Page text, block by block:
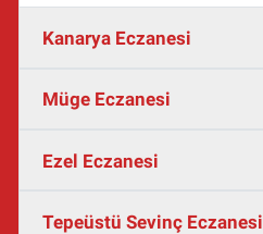
Kanarya Eczanesi
Müge Eczanesi
Ezel Eczanesi
Tepeüstü Sevinç Eczanesi